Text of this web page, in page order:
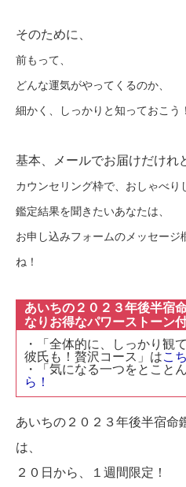
そのために、
前もって、
どんな運気がやってくるのか、
細かく、しっかりと知っておこう
基本、メールでお届けだけれ
カウンセリング枠で、おしゃべり
鑑定結果を聞きたいあなたは、
お申し込みフォームのメッセージ
ね！
あいちの２０２３年後半宿
なりお得なパワーストーン
・「全体的に、しっかり観
彼氏も！贅沢コース」はこ
・「気になる一つをとこと
ら！
あいちの２０２３年後半宿命
は、
２０日から、１週間限定！